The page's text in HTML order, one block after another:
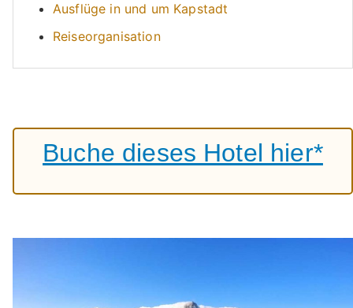
Ausflüge in und um Kapstadt
Reiseorganisation
Buche dieses Hotel hier*